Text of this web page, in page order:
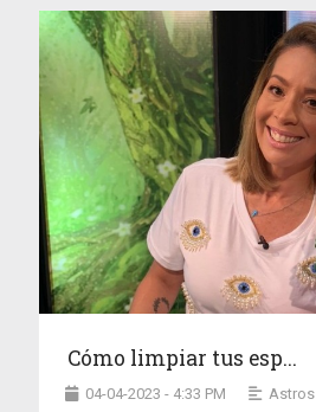
Cómo limpiar tus esp...
04-04-2023 - 4:33 PM Astros